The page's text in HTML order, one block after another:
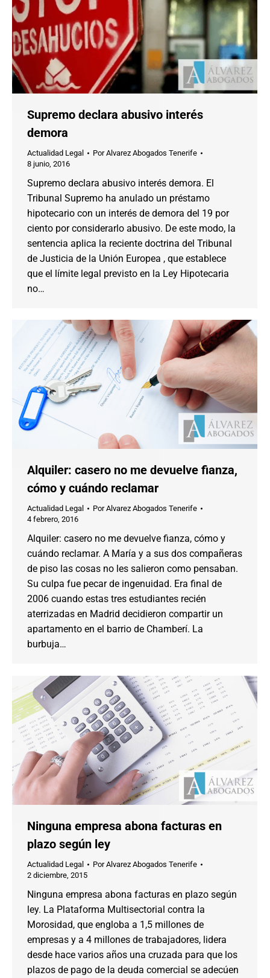
Supremo declara abusivo interés
demora
Actualidad Legal PorAlvarez Abogados Tenerife
8 junio, 2016
Supremo declara abusivo interés demora. El
Tribunal Supremo ha anulado un préstamo
hipotecario con un interés de demora del 19 por
ciento por considerarlo abusivo. De este modo, la
sentencia aplica la reciente doctrina del Tribunal
de Justicia de la Unión Europea , que establece
que el límite legal previsto en la Ley Hipotecaria
no…
Alquiler: casero no me devuelve fianza,
cómo y cuándo reclamar
Actualidad Legal PorAlvarez Abogados Tenerife
4 febrero, 2016
Alquiler: casero no me devuelve fianza, cómo y
cuándo reclamar. A María y a sus dos compañeras
de piso las cosas no les salieron como pensaban.
Su culpa fue pecar de ingenuidad. Era final de
2006 cuando estas tres estudiantes recién
aterrizadas en Madrid decidieron compartir un
apartamento en el barrio de Chamberí. La
burbuja…
Ninguna empresa abona facturas en
plazo según ley
Actualidad Legal PorAlvarez Abogados Tenerife
2 diciembre, 2015
Ninguna empresa abona facturas en plazo según
ley. La Plataforma Multisectorial contra la
Morosidad, que engloba a 1,5 millones de
empresas y a 4 millones de trabajadores, lidera
desde hace varios años una cruzada para que los
plazos de pago de la deuda comercial se adecúen